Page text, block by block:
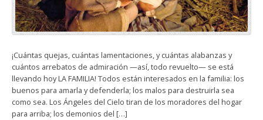
¡Cuántas quejas, cuántas lamentaciones, y cuántas alabanzas y
cuántos arrebatos de admiración —así, todo revuelto— se está
llevando hoy LA FAMILIA! Todos están interesados en la familia: los
buenos para amarla y defenderla; los malos para destruirla sea
como sea. Los Ángeles del Cielo tiran de los moradores del hogar
para arriba; los demonios del […]